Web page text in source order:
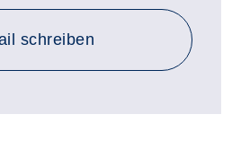
schreiben